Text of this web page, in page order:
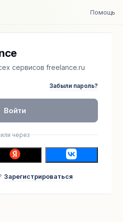
Помощь
сервисов freelance.ru
Забыли пароль?
Войти
или через
Зарегистрироваться